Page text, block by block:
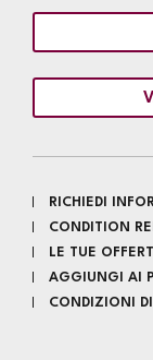
RICHIEDI
CONDITION
LE TUE
AGGIUNGI AI
CONDIZIONI